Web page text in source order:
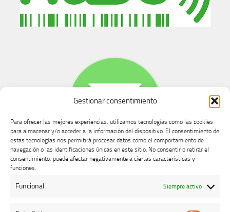
Gestionar consentimiento
Para ofrecer las mejores experiencias, utilizamos tecnologías como las cookies
para almacenar y/o acceder a la información del dispositivo. El consentimiento de
estas tecnologías nos permitirá procesar datos como el comportamiento de
navegación o las identificaciones únicas en este sitio. No consentir o retirar el
consentimiento, puede afectar negativamente a ciertas características y
funciones.
Funcional Siempre activo
Buzón de dudas, quejas y sugerencias